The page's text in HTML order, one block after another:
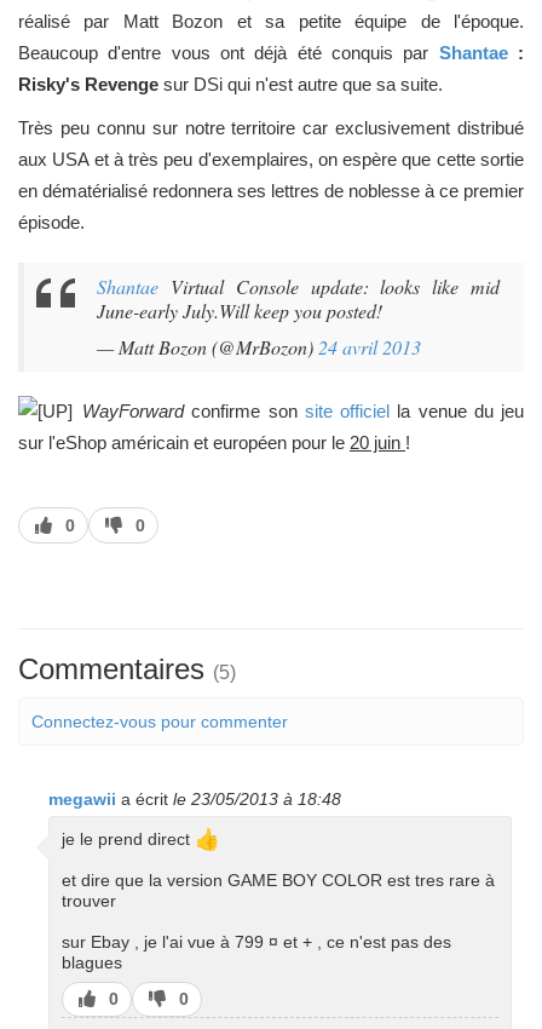
réalisé par Matt Bozon et sa petite équipe de l'époque.
Beaucoup d'entre vous ont déjà été conquis par Shantae:
Risky's Revenge sur DSi qui n'est autre que sa suite.
Très peu connu sur notre territoire car exclusivement distribué
aux USA et à très peu d'exemplaires, on espère que cette sortie
en dématérialisé redonnera ses lettres de noblesse à ce premier
épisode.
Shantae Virtual Console update: looks like mid
June-early July.Will keep you posted!
— Matt Bozon (@MrBozon) 24 avril 2013
WayForwardconfirme son site officiel la venue du jeu
sur l'eShop américain et européen pour le 20 juin !
J’aime
0
J’aime
pas
0
Commentaires (5)
Connectez-vous pour commenter
megawii a écrit le 23/05/2013 à 18:48
je le prend direct 👍
et dire que la version GAME BOY COLOR est tres rare à
trouver
sur Ebay , je l'ai vue à 799 ¤ et + , ce n'est pas des
blagues
J’aime
0
J’aime
pas
0